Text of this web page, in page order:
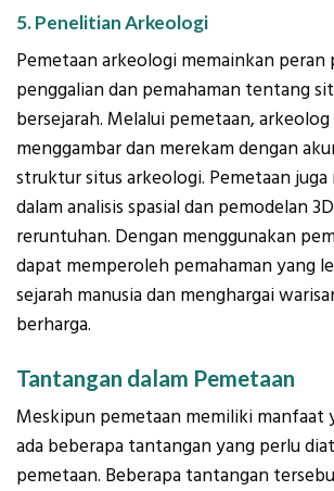
5. Penelitian Arkeologi
Pemetaan arkeologi memainkan peran
penggalian dan pemahaman tentang
bersejarah. Melalui pemetaan,
menggambar dan merekam dengan
struktur situs arkeologi. Pemetaan
dalam analisis spasial dan pemodelan
reruntuhan. Dengan menggunakan
dapat memperoleh pemahaman yang
sejarah manusia dan menghargai
berharga.
Tantangan dalam Pemetaan
Meskipun pemetaan memiliki manfaat
ada beberapa tantangan yang perlu
pemetaan. Beberapa tantangan